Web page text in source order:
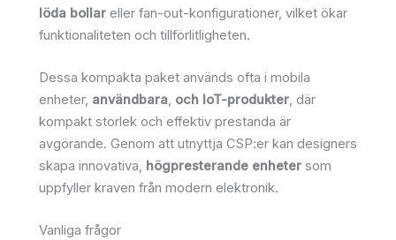
löda bollar eller fan-out-konfigurationer, vilket ökar
funktionaliteten och tillförlitligheten.
Dessa kompakta paket används ofta i mobila
enheter, användbara, och IoT-produkter, där
kompakt storlek och effektiv prestanda är
avgörande. Genom att utnyttja CSP:er kan designers
skapa innovativa, högpresterande enheter som
uppfyller kraven från modern elektronik.
Vanliga frågor